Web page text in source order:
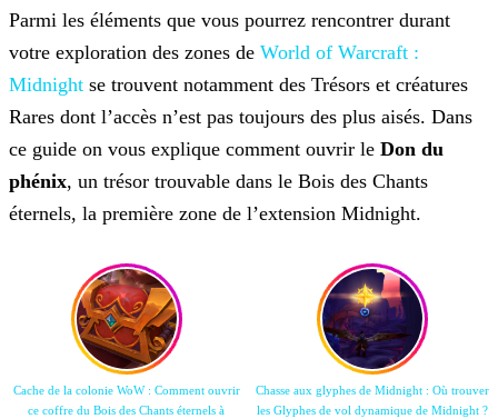
Parmi les éléments que vous pourrez rencontrer durant
votre exploration des zones de World of Warcraft :
Midnight se trouvent notamment des Trésors et créatures
Rares dont l’accès n’est pas toujours des plus aisés. Dans
ce guide on vous explique comment ouvrir le Don du
phénix, un trésor trouvable dans le Bois des Chants
éternels, la première zone de l’extension Midnight.
Cache de la colonie WoW : Comment ouvrir
ce coffre du Bois des Chants éternels à
Chasse aux glyphes de Midnight : Où trouver
les Glyphes de vol dynamique de Midnight ?